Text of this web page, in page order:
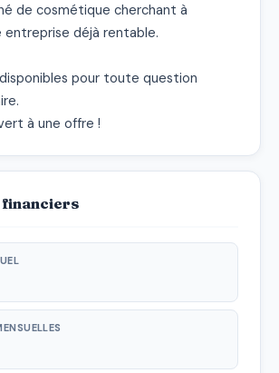
de cosmétique cherchant à
entreprise déjà rentable.
pour toute question
à une offre !